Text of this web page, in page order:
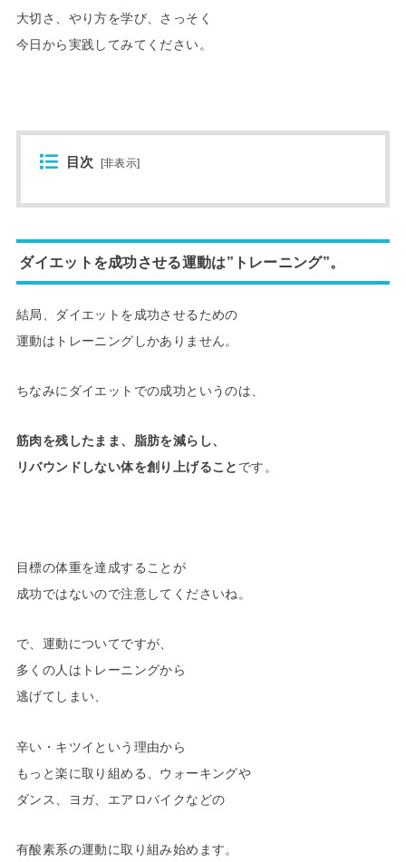
大切さ、やり方を学び、さっそく
今日から実践してみてください。
目次 [非表示]
ダイエットを成功させる運動は”トレーニング”。
結局、ダイエットを成功させるための
運動はトレーニングしかありません。
ちなみにダイエットでの成功というのは、
筋肉を残したまま、脂肪を減らし、
リバウンドしない体を創り上げること です。
目標の体重を達成することが
成功ではないので注意してくださいね。
で、運動についてですが、
多くの人はトレーニングから
逃げてしまい、
辛い・キツイという理由から
もっと楽に取り組める、ウォーキングや
ダンス、ヨガ、エアロバイクなどの
有酸素系の運動に取り組み始めます。